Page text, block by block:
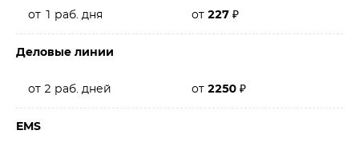
от 1 раб. дня от 227 ₽
Деловые линии
от 2 раб. дней от 2250 ₽
EMS